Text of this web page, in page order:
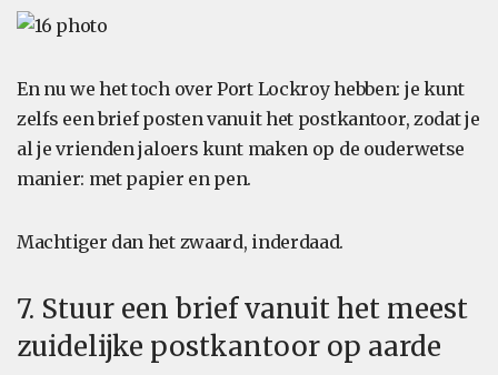
En nu we het toch over Port Lockroy hebben: je kunt
zelfs een brief posten vanuit het postkantoor, zodat je
al je vrienden jaloers kunt maken op de ouderwetse
manier: met papier en pen.
Machtiger dan het zwaard, inderdaad.
7. Stuur een brief vanuit het meest
zuidelijke postkantoor op aarde